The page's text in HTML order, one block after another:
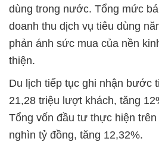
dùng trong nước. Tổng mức
doanh thu dịch vụ tiêu dùng
phản ánh sức mua của nền
thiện.
Du lịch tiếp tục ghi nhận bước
21,28 triệu lượt khách, tăng
Tổng vốn đầu tư thực hiện
nghìn tỷ đồng, tăng 12,32%.